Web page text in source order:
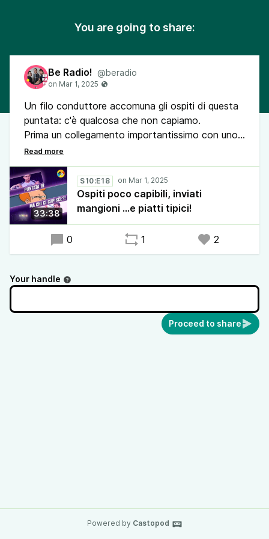
You are going to share:
Be Radio! @beradio
Un filo conduttore accomuna gli ospiti di questa
puntata: c'è qualcosa che non capiamo.
Prima un collegamento importantissimo con uno
dei nostri più prodi inviati, Adelmo Strozzacozze,
poi la Poesia D'Antani con il maestro Vanesio
Orso Maria Cappellazzi ed infine lezioni di storia
col prof. Abele Regazzoni.
Eh però non ci abbiamo capito nulla... voi?
33:38
S10:E18
Ospiti poco capibili, inviati
mangioni ...e piatti tipici!
0 1 2
Your handle
Proceed to share
Powered by Castopod